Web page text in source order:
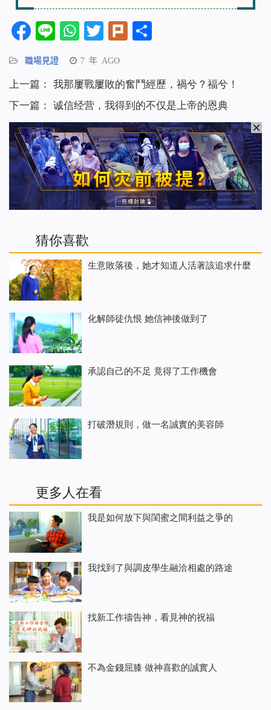
Facebook
LineWhatsApp
Twitter
Plurk
職場見證 7 年 AGO
上一篇： 我那屢戰屢敗的奮鬥經歷，禍兮？福兮！
下一篇： 诚信经营，我得到的不仅是上帝的恩典
猜你喜歡
生意敗落後，她才知道人活著該追求什麼
化解師徒仇恨 她信神後做到了
承認自己的不足 竟得了工作機會
打破潛規則，做一名誠實的美容師
更多人在看
我是如何放下與閨蜜之間利益之爭的
我找到了與調皮學生融洽相處的路途
找新工作禱告神，看見神的祝福
不為金錢屈膝 做神喜歡的誠實人